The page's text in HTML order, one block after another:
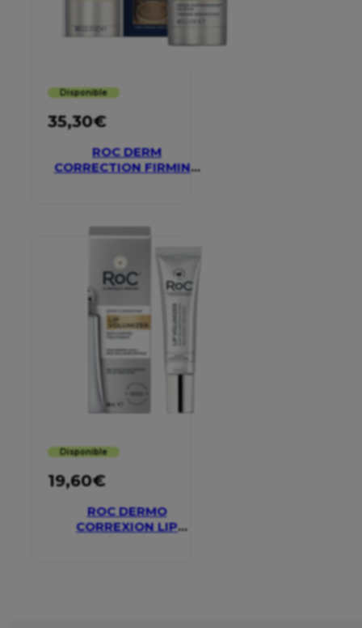
Disponible
35,30€
ROC DERM
CORRECTION FIRMING
Disponible
19,60€
ROC DERMO
CORREXION LIP